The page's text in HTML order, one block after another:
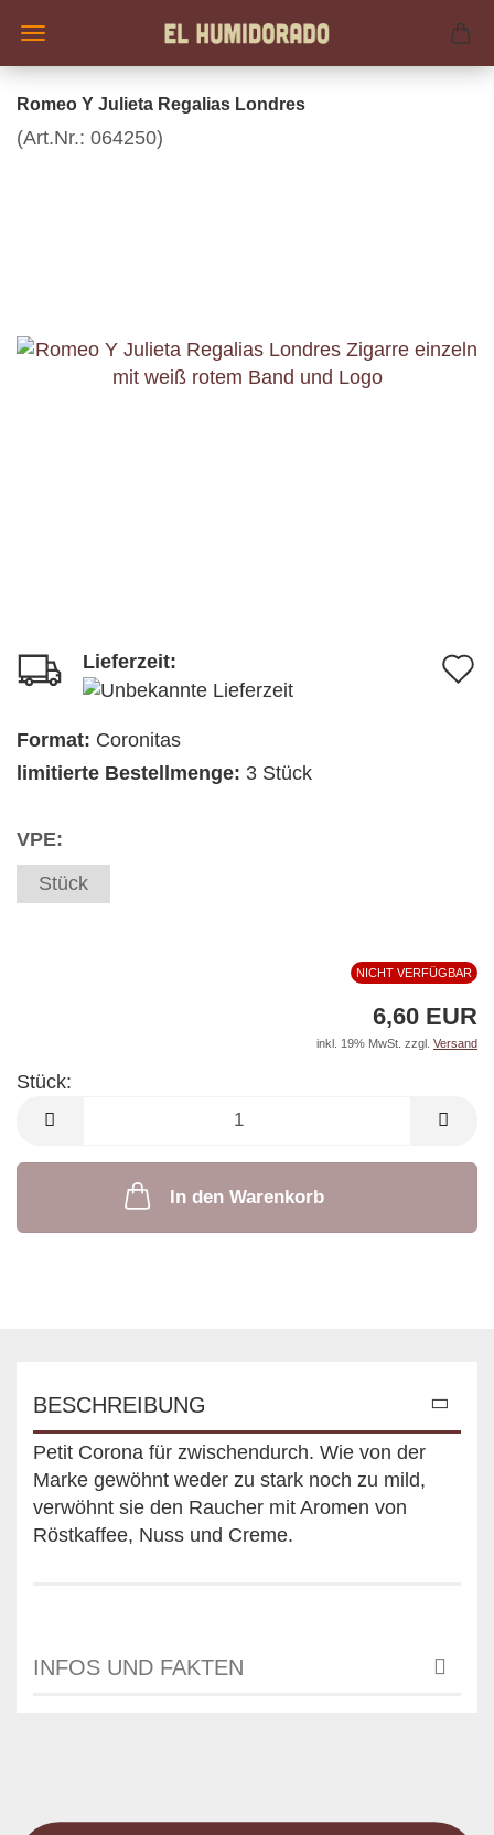
Romeo Y Julieta Regalias Londres
(Art.Nr.: 064250)
Lieferzeit:
Format: Coronitas
limitierte Bestellmenge: 3 Stück
VPE:
Stück
NICHT VERFÜGBAR
6,60 EUR
inkl. 19% MwSt. zzgl. Versand
Stück:
Stück
In den Warenkorb
BESCHREIBUNG
Petit Corona für zwischendurch. Wie von der
Marke gewöhnt weder zu stark noch zu mild,
verwöhnt sie den Raucher mit Aromen von
Röstkaffee, Nuss und Creme.
INFOS UND FAKTEN